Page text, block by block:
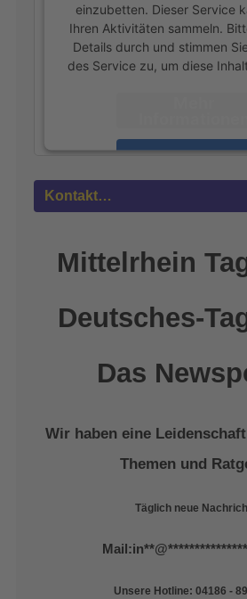
einzubetten. Dieser Service
Ihren Aktivitäten sammeln.
Details durch und stimmen
des Service zu, um diese
Akzeptieren
Kontakt…
Mittelrhein
Deutsches-
Das
Wir haben eine
Themen und
Täglich neue
Mail:in**@
Unsere Hotline: 04186 -